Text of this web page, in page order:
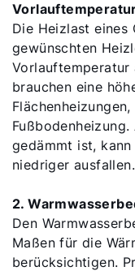
Die Heizlast eines
gewünschten
Vorlauftemperatur
brauchen eine
gedämmt ist,
niedriger ausfallen.
2.
Den
Maßen für die
berücksichtigen.